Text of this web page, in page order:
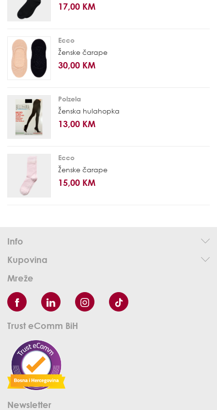
17,00 KM
Ecco
Ženske čarape
30,00 KM
Polzela
Ženska hulahopka
13,00 KM
Ecco
Ženske čarape
15,00 KM
Info
Kupovina
Mreže
Trust eComm BiH
Newsletter